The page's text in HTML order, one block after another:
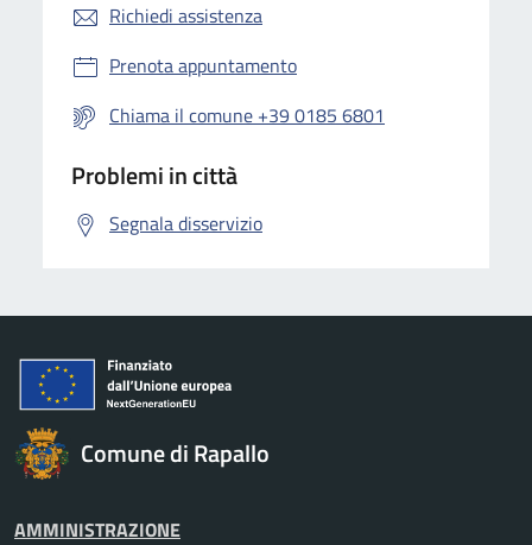
Richiedi assistenza
Prenota appuntamento
Chiama il comune +39 0185 6801
Problemi in città
Segnala disservizio
Comune di Rapallo
AMMINISTRAZIONE